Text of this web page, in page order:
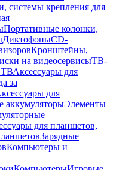
системы крепления для
Портативные колонки,
ДиктофоныCD-
Кронштейны,
на видеосервисыТВ-
ТВАксессуары для
за
для
аккумуляторыЭлементы
для планшетов,
Зарядные
Компьютеры и